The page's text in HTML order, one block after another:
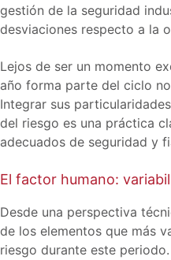
gestión de la seguridad
desviaciones respecto a la
Lejos de ser un momento
año forma parte del ciclo
Integrar sus
del riesgo es una práctica
adecuados de seguridad y
El factor humano:
Desde una perspectiva
de los elementos que más
riesgo durante este